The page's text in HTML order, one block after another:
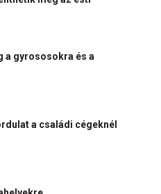
a gyrososokra és a
a családi cégeknél